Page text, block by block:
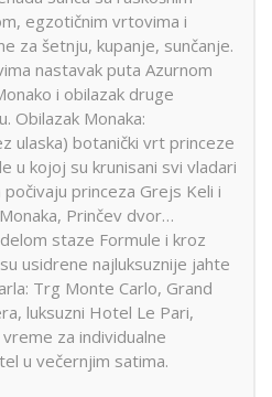
egzotičnim vrtovima i
za šetnju, kupanje, sunčanje.
nastavak puta Azurnom
i obilazak druge
Obilazak Monaka:
ulaska) botanički vrt princeze
u kojoj su krunisani svi vladari
princeza Grejs Keli i
Prinčev dvor…
staze Formule i kroz
usidrene najluksuznije jahte
Trg Monte Carlo, Grand
luksuzni Hotel Le Pari,
za individualne
u večernjim satima.